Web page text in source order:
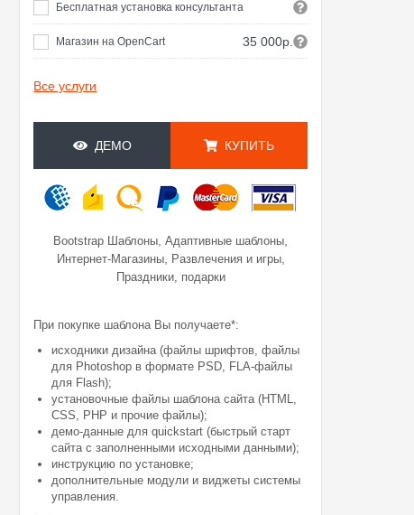
Бесплатная установка консультанта
Магазин на OpenCart 35 000р.
Все услуги
ДЕМО КУПИТЬ
Bootstrap Шаблоны ,Адаптивные шаблоны
Интернет-Магазины, Развлечения и игры,
Праздники, подарки
При покупке шаблона Вы получаете*:
исходники дизайна (файлы шрифтов, файлы
для Photoshop в формате PSD, FLA-файлы
для Flash);
установочные файлы шаблона сайта (HTML,
CSS, PHP и прочие файлы);
демо-данные для quickstart (быстрый старт
сайта с заполненными исходными данными);
инструкцию по установке;
дополнительные модули и виджеты системы
управления.